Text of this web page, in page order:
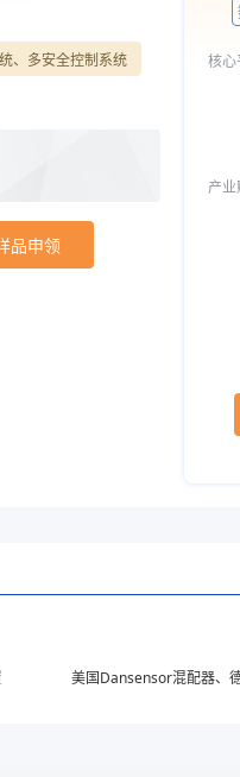
、多安全控制系统
品申领
核心
产
美国Dansensor混配器、